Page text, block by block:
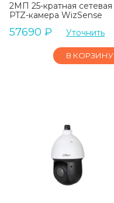
2МП 25-кратная сетевая
PTZ-камера WizSense
57690 ₽ Уточнить
В КОРЗИНУ